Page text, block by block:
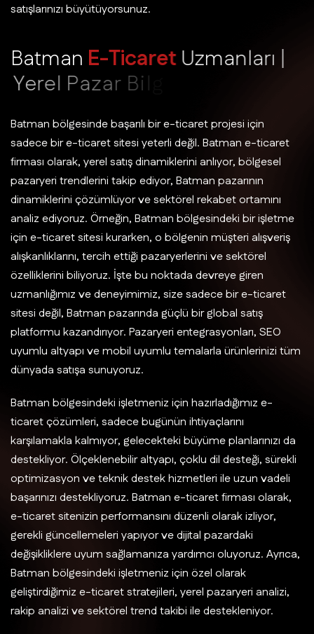
satışlarınızı büyütüyorsunuz.
Batman E-TicaretUzmanları |
Yerel PazarBilg
Batman bölgesinde başarılı bir e-ticaret projesi için
sadece bir e-ticaret sitesi yeterli değil. Batman e-ticaret
firması olarak, yerel satış dinamiklerini anlıyor, bölgesel
pazaryeri trendlerini takip ediyor, Batman pazarının
dinamiklerini çözümlüyor ve sektörel rekabet ortamını
analiz ediyoruz. Örneğin, Batman bölgesindeki bir işletme
için e-ticaret sitesi kurarken, o bölgenin müşteri alışveriş
alışkanlıklarını, tercih ettiği pazaryerlerini ve sektörel
özelliklerini biliyoruz. İşte bu noktada devreye giren
uzmanlığımız ve deneyimimiz, size sadece bir e-ticaret
sitesi değil, Batman pazarında güçlü bir global satış
platformu kazandırıyor. Pazaryeri entegrasyonları, SEO
uyumlu altyapı ve mobil uyumlu temalarla ürünlerinizi tüm
dünyada satışa sunuyoruz.
Batman bölgesindeki işletmeniz için hazırladığımız e-
ticaret çözümleri, sadece bugünün ihtiyaçlarını
karşılamakla kalmıyor, gelecekteki büyüme planlarınızı da
destekliyor. Ölçeklenebilir altyapı, çoklu dil desteği, sürekli
optimizasyon ve teknik destek hizmetleri ile uzun vadeli
başarınızı destekliyoruz. Batman e-ticaret firması olarak,
e-ticaret sitenizin performansını düzenli olarak izliyor,
gerekli güncellemeleri yapıyor ve dijital pazardaki
değişikliklere uyum sağlamanıza yardımcı oluyoruz. Ayrıca,
Batman bölgesindeki işletmeniz için özel olarak
geliştirdiğimiz e-ticaret stratejileri, yerel pazaryeri analizi,
rakip analizi ve sektörel trend takibi ile destekleniyor.